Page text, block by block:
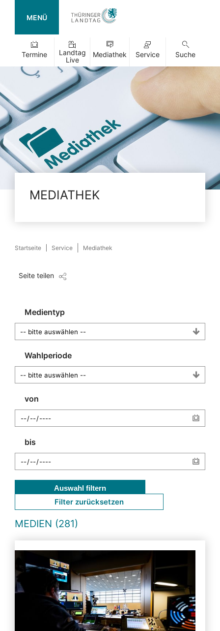
MENÜ
Termine
Landtag
Live
Mediathek Service Suche
MEDIATHEK
Startseite Service Mediathek
Seite teilen
Medientyp
Wahlperiode
von
bis
Auswahl filtern
Filter zurücksetzen
MEDIEN (281)